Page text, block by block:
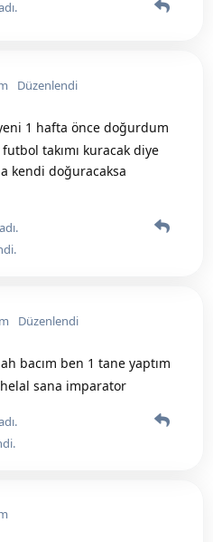
Düzenlendi
yeni 1 hafta önce doğurdum
takımı kuracak diye
kendi doğuracaksa
.
Düzenlendi
bacım ben 1 tane yaptım
sana imparator
.